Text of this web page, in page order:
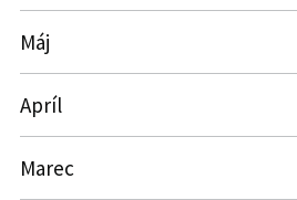
Máj
Apríl
Marec